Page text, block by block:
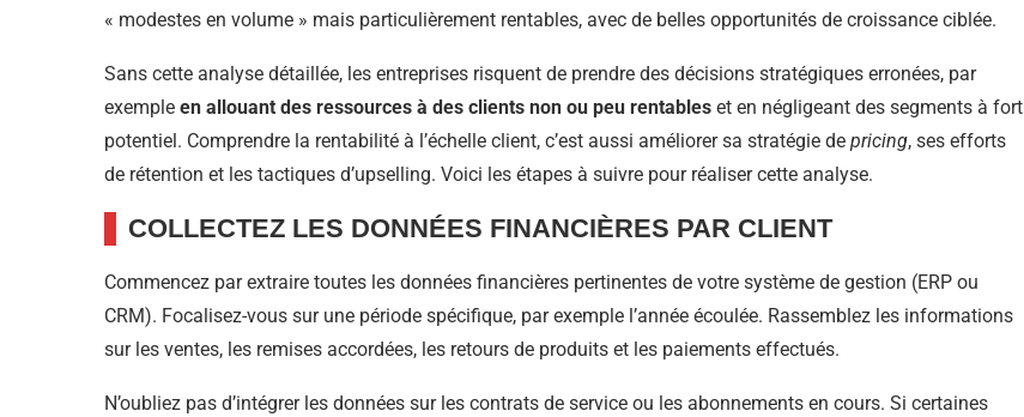
« modestes en volume » mais particulièrement rentables, avec de belles opportunités de croissance ciblée.
Sans cette analyse détaillée, les entreprises risquent de prendre des décisions stratégiques erronées, par
exemple en allouant des ressources à des clients non ou peu rentables et en négligeant des segments à fort
potentiel. Comprendre la rentabilité à l’échelle client, c’est aussi améliorer sa stratégie de pricing, ses efforts
de rétention et les tactiques d’upselling. Voici les étapes à suivre pour réaliser cette analyse.
COLLECTEZ LES DONNÉES FINANCIÈRES PAR CLIENT
Commencez par extraire toutes les données financières pertinentes de votre système de gestion (ERP ou
CRM). Focalisez-vous sur une période spécifique, par exemple l’année écoulée. Rassemblez les informations
sur les ventes, les remises accordées, les retours de produits et les paiements effectués.
N’oubliez pas d’intégrer les données sur les contrats de service ou les abonnements en cours. Si certaines